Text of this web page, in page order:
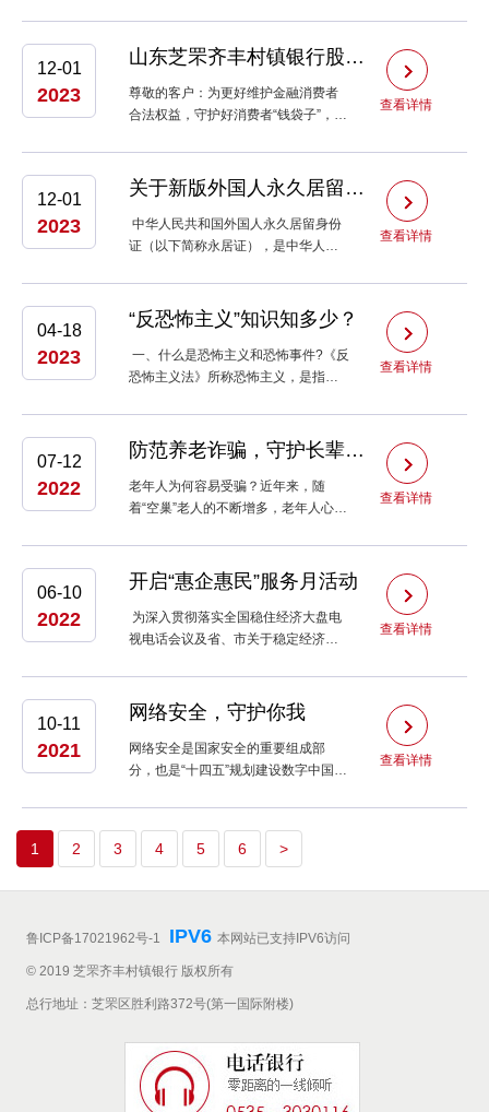
法权益，我行将根据账户所属客户的
年龄、身份以及账户......
12-01
2023
山东芝罘齐丰村镇银行股份有限公司 关于开展银行“沉睡账户”提醒提示专项工...
查看详情
尊敬的客户：为更好维护金融消费者
合法权益，守护好消费者“钱袋子”，根
通知》文件要求，我行将开展银行“沉
睡账户”提醒提示专项工作。现将......
12-01
2023
关于新版外国人永久居留身份证便利化应用工作的服务指引
查看详情
中华人民共和国外国人永久居留身份
证（以下简称永居证），是中华人民
签发的合法身份证件。新版永居证加
入了体现国家元素的五星标识，......
04-18
2023
“反恐怖主义”知识知多少？
查看详情
一、什么是恐怖主义和恐怖事件?《反
恐怖主义法》所称恐怖主义，是指通
产，或者胁迫国家机关、国际组织，
以实现其政治、意识形态等目......
07-12
2022
防范养老诈骗，守护长辈的“钱袋子”
查看详情
老年人为何容易受骗？近年来，随
着“空巢”老人的不断增多，老年人心理
事物了解较为皮毛，防范意识较弱。
与年轻人相比，老年人更倾向于相信
别人，......
06-10
2022
开启“惠企惠民”服务月活动
查看详情
为深入贯彻落实全国稳住经济大盘电
视电话会议及省、市关于稳定经济运
与辖内小微企业的融合联动，解决小
微企业融资难问题，助力小......
10-11
2021
网络安全，守护你我
查看详情
网络安全是国家安全的重要组成部
分，也是“十四五”规划建设数字中国战
安全，也和老百姓的生活密切相关。
为更好的提高大家对网络安全的防范
1 2 3 4 5 6 >
鲁ICP备17021962号-1 IPV6 本网站已支持IPV6访问
© 2019 芝罘齐丰村镇银行 版权所有
总行地址：芝罘区胜利路372号(第一国际附楼)